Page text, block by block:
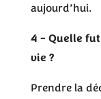
aujourd’hui.
4 – Quelle
vie ?
Prendre la